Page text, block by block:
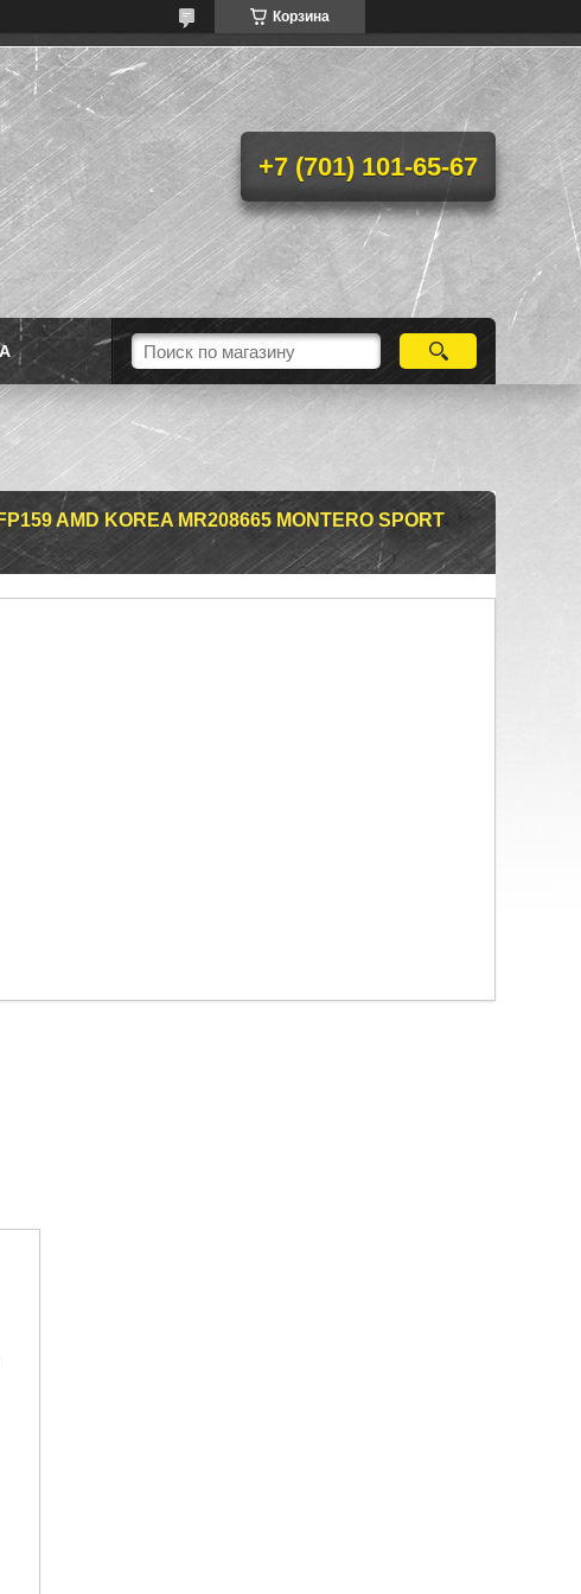
Корзина
+7 (701) 101-65-67
AMD KOREA MR208665 MONTERO SPORT